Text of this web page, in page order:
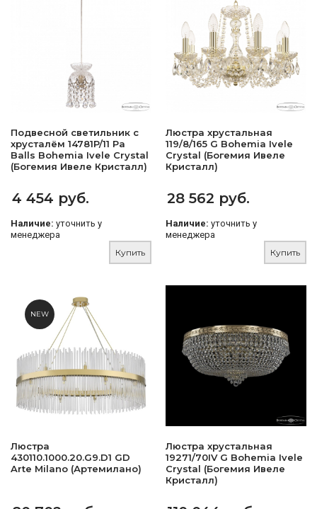
Подвесной светильник с
хрусталём 14781P/11 Pa
Balls Bohemia Ivele Crystal
(Богемия Ивеле Кристалл)
4 454 руб.
Наличие: уточнить у
менеджера
Купить
Люстра хрустальная
119/8/165 G Bohemia Ivele
Crystal (Богемия Ивеле
Кристалл)
28 562 руб.
Наличие: уточнить у
менеджера
Купить
NEW
Люстра
430110.1000.20.G9.D1 GD
Arte Milano (Артемилано)
Люстра хрустальная
19271/70IV G Bohemia Ivele
Crystal (Богемия Ивеле
Кристалл)